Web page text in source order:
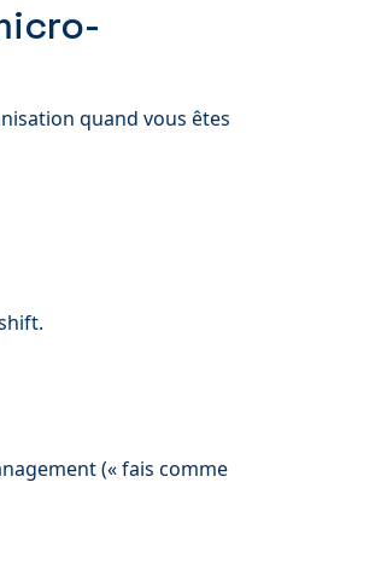
quand vous êtes
(« fais comme